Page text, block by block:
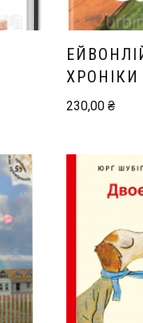
ХРОНІКИ
230,00₴